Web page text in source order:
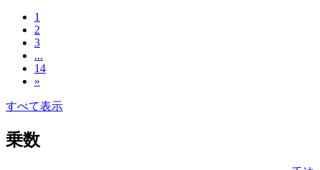
1
2
3
...
14
»
すべて表示
乗数